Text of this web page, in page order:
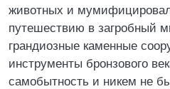
животных и
путешествию в загробный
грандиозные каменные
инструменты бронзового
самобытность и никем не